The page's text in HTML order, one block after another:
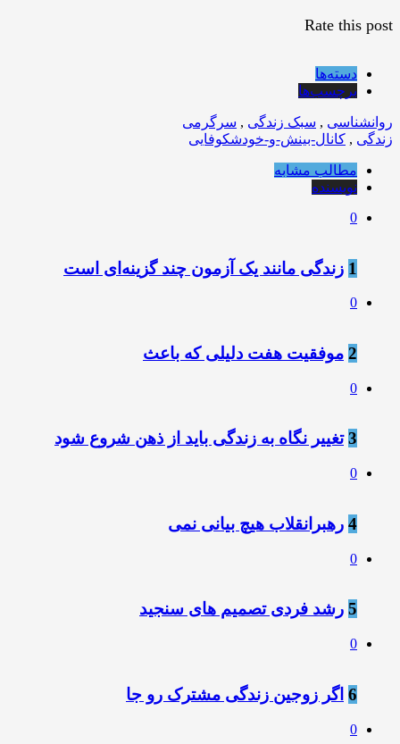
Rate this post
دسته‌ها
برچسب‌ها
روانشناسی , سبک زندگی , سرگرمی
زندگی , کانال-بینش-و-خودشکوفایی
مطالب مشابه
نویسنده
0
1 زندگی مانند يک آزمون چند گزينه‌ای است
0
2 موفقیت هفت دلیلی که باعث
0
3 تغییر نگاه به زندگی باید از ذهن شروع شود
0
4 رهبرانقلاب ️هیچ بیانی نمی
0
5 رشد فردی تصمیم های سنجید
0
6 ️اگر زوجین زندگی مشترک رو جا
0